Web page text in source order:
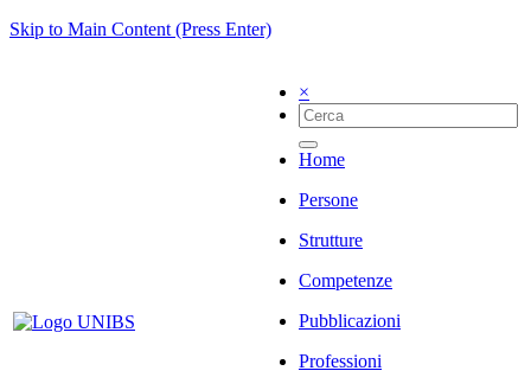
Skip to Main Content (Press Enter)
×
Home
Persone
Strutture
Competenze
Pubblicazioni
Professioni